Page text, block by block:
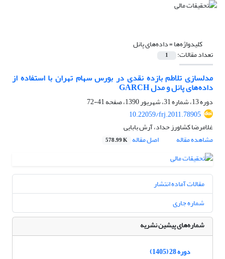
کلیدواژه‌ها =داده‌های پانل
تعداد مقالات: 1
مدل‎سازی تلاطم بازده نقدی در بورس سهام تهران با استفاده از
داده‌های پانل و مدل GARCH
دوره 13، شماره 31، شهریور 1390، صفحه
41-72
10.22059/frj.2011.78905
غلامرضا کشاورز حداد، آرش بابایی
مشاهده مقاله
اصل مقاله 578.99 K
مقالات آماده انتشار
شماره جاری
شماره‌های پیشین نشریه
دوره 28 (1405)